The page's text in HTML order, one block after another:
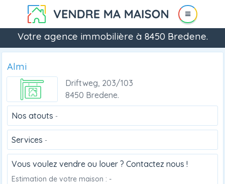
Votre agence immobilière à 8450 Bredene.
Almi
Driftweg, 203/103
8450 Bredene.
Nos atouts -
Services -
Vous voulez vendre ou louer ? Contactez nous !
Estimation de votre maison : -